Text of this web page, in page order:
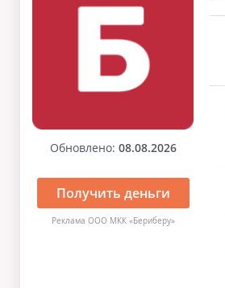
Обновлено: 08.08.2026
Получить деньги
Реклама ООО МКК «Бериберу»